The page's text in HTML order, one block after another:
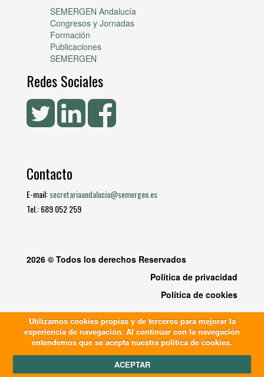
SEMERGEN Andalucía
Congresos y Jornadas
Formación
Publicaciones
SEMERGEN
Redes Sociales
Contacto
E-mail:secretariaandalucia@semergen.es
Tel.: 689 052 259
2026 © Todos los derechos Reservados
Política de privacidad
Política de cookies
Utilizamos cookies propias y de terceros para mejorar la
experiencia de navegación. Al continuar con la navegación
entendemos que se acepta nuestra política de cookies.
ACEPTAR